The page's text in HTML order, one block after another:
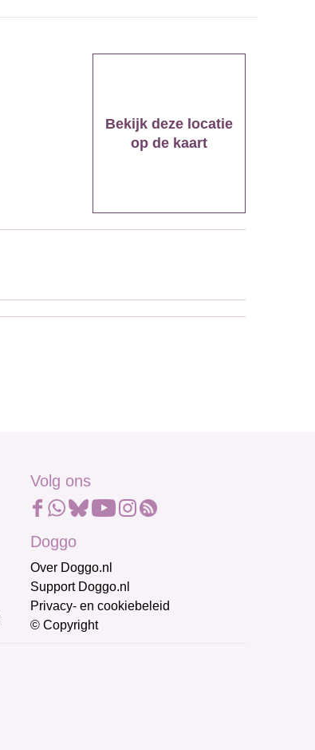
Bekijk deze locatie
op de kaart
Volg ons
Doggo
Over Doggo.nl
Support Doggo.nl
Privacy- en cookiebeleid
© Copyright